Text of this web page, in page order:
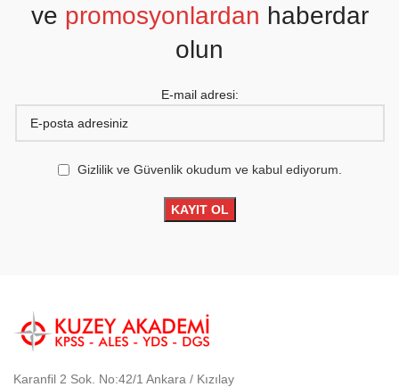
ve promosyonlardan haberdar
olun
E-mail adresi:
Gizlilik ve Güvenlik okudum ve kabul ediyorum.
Karanfil 2 Sok. No:42/1 Ankara / Kızılay